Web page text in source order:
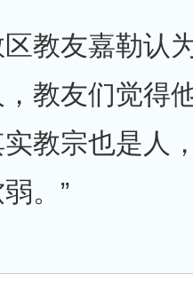
教友嘉勒认
教友们觉得
教宗也是人
。”